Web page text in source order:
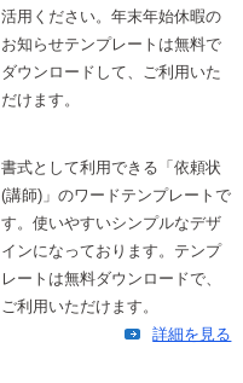
活用ください。年末年始休暇の
お知らせテンプレートは無料で
ダウンロードして、ご利用いた
だけます。
書式として利用できる「依頼状
(講師)」のワードテンプレートで
す。使いやすいシンプルなデザ
インになっております。テンプ
レートは無料ダウンロードで、
ご利用いただけます。
詳細を見る